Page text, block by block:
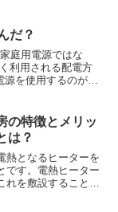
ァンコンベクター
、その中で自然対
とがありません。燃
優しく温めることが
。
だ？
庭用電源ではな
利用される配電方
を使用するのが特
になります。帰り
3線式では対応でき
する必要がありま
なビルではポンプ
ことが多く、エレ
用されることもあ
の特徴とメリッ
は？
熱となるヒーターを
です。電熱ヒーター
を敷設することで